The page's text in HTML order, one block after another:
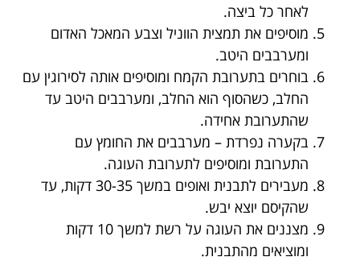
לאחר כל ביצה.
מוסיפים את תמצית הווניל וצבע המאכל האדום
ומערבבים היטב.
בוחרים בתערובת הקמח ומוסיפים אותה לסירוגין עם
החלב, כשהסוף הוא החלב, ומערבבים היטב עד
שהתערובת אחידה.
בקערה נפרדת – מערבבים את החומץ עם
התערובת ומוסיפים לתערובת העוגה.
מעבירים לתבנית ואופים במשך 30-35 דקות, עד
שהקיסם יוצא יבש.
מצננים את העוגה על רשת למשך 10 דקות
ומוציאים מהתבנית.